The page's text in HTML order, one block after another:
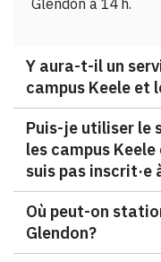
Glendon à 14 h.
Y aura-t-il un
campus Keele et
Puis-je utiliser le
les campus
suis pas inscrit·e
Où peut-on
Glendon?